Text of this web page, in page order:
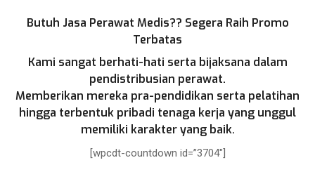
Butuh Jasa Perawat Medis?? Segera Raih Promo
Terbatas
Kami sangat berhati-hati serta bijaksana dalam
pendistribusian perawat.
Memberikan mereka pra-pendidikan serta pelatihan
hingga terbentuk pribadi tenaga kerja yang unggul
memiliki karakter yang baik.
[wpcdt-countdown id=”3704″]